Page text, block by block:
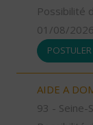
Possibilité
01/08/2026
POSTULER
AIDE A
93 - Seine-